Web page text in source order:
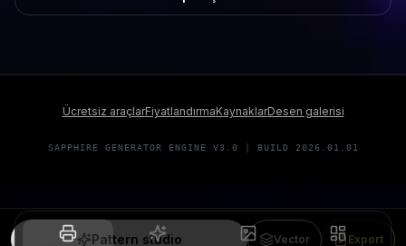
Ücretsiz araçlarFiyatlandırmaKaynaklarDesen galerisi
SAPPHIRE GENERATOR ENGINE V3.0 | BUILD 2026.01.01
Pattern studio Vector Export